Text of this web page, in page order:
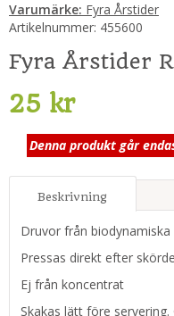
Varumärke: Fyra Årstider
Artikelnummer: 455600
Fyra Årstider
25 kr
Denna produkt går
Beskrivning
Druvor från
Pressas direkt efter
Ej från koncentrat
Skakas lätt före